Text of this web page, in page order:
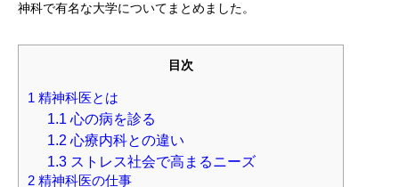
神科で有名な大学についてまとめました。
目次
1 精神科医とは
1.1 心の病を診る
1.2 心療内科との違い
1.3ストレス社会で高まるニーズ
2 精神科医の仕事